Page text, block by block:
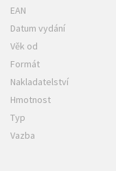
EAN
Datum vydání
Věk od
Formát
Nakladatelství
Hmotnost
Typ
Vazba